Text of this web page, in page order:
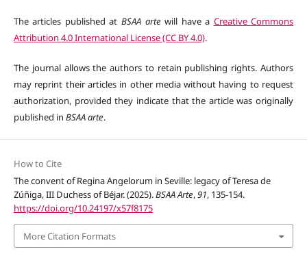
The articles published at BSAA arte will have a Creative Commons
Attribution 4.0 International License (CC BY 4.0).
The journal allows the authors to retain publishing rights. Authors
may reprint their articles in other media without having to request
authorization, provided they indicate that the article was originally
published in BSAA arte.
How to Cite
The convent of Regina Angelorum in Seville: legacy of Teresa de
Zúñiga, III Duchess of Béjar. (2025).BSAA Arte,91, 135-154.
https://doi.org/10.24197/x57f8175
More Citation Formats